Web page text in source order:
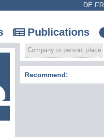
DE FR
Publications
Recommend: